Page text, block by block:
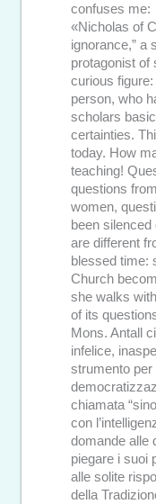
confuses me:
«Nicholas of
ignorance,” a
protagonist of
curious
person, who
scholars
certainties.
today. How
teaching!
questions
women,
been
are different
blessed time:
Church
she walks
of its
Mons. Antall
infelice,
strumento per
chiamata
con
domande alle
piegare i suoi
alle solite
della